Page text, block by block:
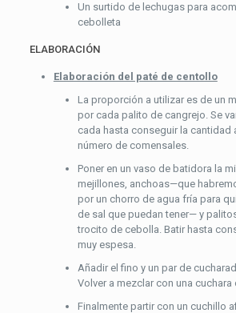
Un surtido de lechugas para
cebolleta
ELABORACIÓN
Elaboración del paté de centollo
La proporción a utilizar es de un
por cada palito de cangrejo. Se
cada hasta conseguir la cantidad
número de comensales.
Poner en un vaso de batidora la
mejillones, anchoas—que
por un chorro de agua fría para
de sal que puedan tener— y
trocito de cebolla. Batir hasta
muy espesa.
Añadir el fino y un par de
Volver a mezclar con una
Finalmente partir con un cuchillo